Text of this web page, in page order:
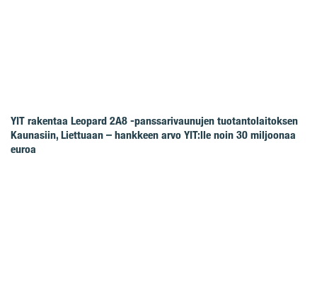
YIT rakentaa Leopard 2A8 -panssarivaunujen tuotantolaitoksen
Kaunasiin, Liettuaan – hankkeen arvo YIT:lle noin 30 miljoonaa
euroa